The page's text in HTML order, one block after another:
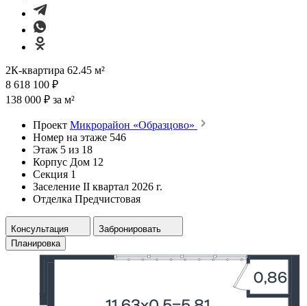
2К-квартира 62.45 м²
8 618 100 ₽
138 000 ₽ за м²
Проект Микрорайон «Образцово»
Номер на этаже 546
Этаж 5 из 18
Корпус Дом 12
Секция 1
Заселение II квартал 2026 г.
Отделка Предчистовая
Консультация
Забронировать
Планировка